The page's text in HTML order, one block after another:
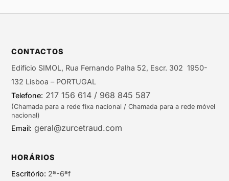
CONTACTOS
Edifício SIMOL, Rua Fernando Palha 52, Escr. 302 1950-
132 Lisboa – PORTUGAL
Telefone: 217 156 614 / 968 845 587
(Chamada para a rede fixa nacional / Chamada para a rede móvel
nacional)
Email: geral@zurcetraud.com
HORÁRIOS
Escritório: 2ª-6ªf